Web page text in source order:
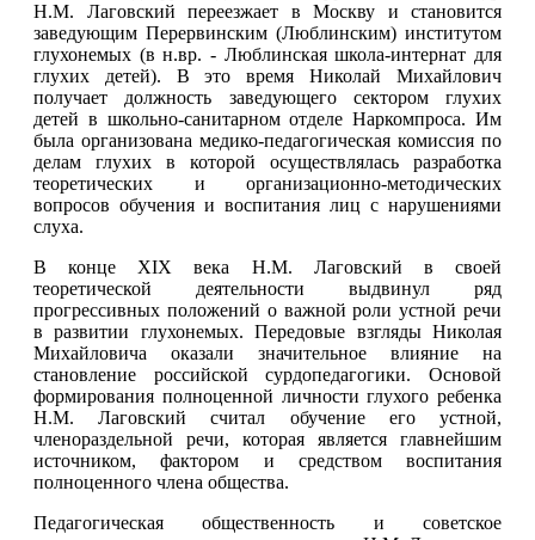
Н.М. Лаговский переезжает в Москву и становится
заведующим Перервинским (Люблинским) институтом
глухонемых (в н.вр. - Люблинская школа-интернат для
глухих детей). В это время Николай Михайлович
получает должность заведующего сектором глухих
детей в школьно-санитарном отделе Наркомпроса. Им
была организована медико-педагогическая комиссия по
делам глухих в которой осуществлялась разработка
теоретических и организационно-методических
вопросов обучения и воспитания лиц с нарушениями
слуха.
В конце XIX века Н.М. Лаговский в своей
теоретической деятельности выдвинул ряд
прогрессивных положений о важной роли устной речи
в развитии глухонемых. Передовые взгляды Николая
Михайловича оказали значительное влияние на
становление российской сурдопедагогики. Основой
формирования полноценной личности глухого ребенка
Н.М. Лаговский считал обучение его устной,
членораздельной речи, которая является главнейшим
источником, фактором и средством воспитания
полноценного члена общества.
Педагогическая общественность и советское